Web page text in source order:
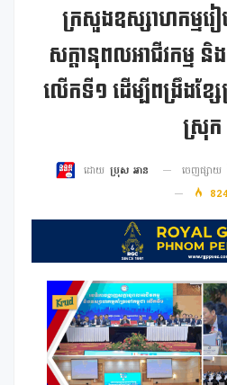
ក្រសួងឧស្សាហកម្មរៀ
សក្តានុពលអាជីវកម្ម និ
លើកទី១ ដើម្បីពង្រឹងខ្សែ
ស្រុក
ដោយ ប្រុស អាន ចេញផ្សាយ
824